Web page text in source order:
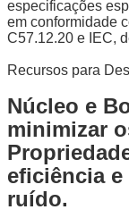
especificações
em conformidade
C57.12.20 e IEC,
Recursos para
Núcleo e
minimizar
eficiência
ruído.